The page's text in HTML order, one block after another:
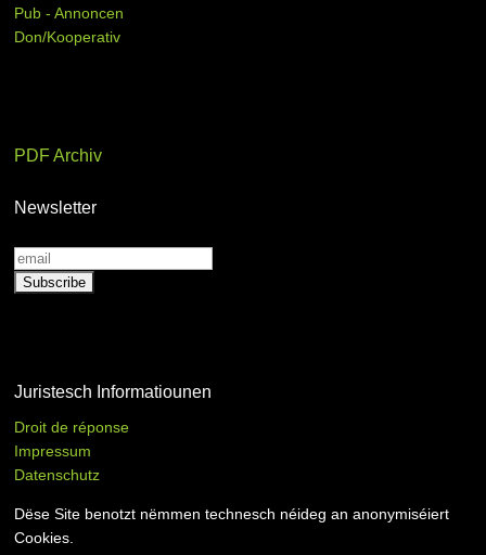
Pub - Annoncen
Don/Kooperativ
PDF Archiv
Newsletter
Juristesch Informatiounen
Droit de réponse
Impressum
Datenschutz
Dëse Site benotzt nëmmen technesch néideg an anonymiséiert
Cookies.